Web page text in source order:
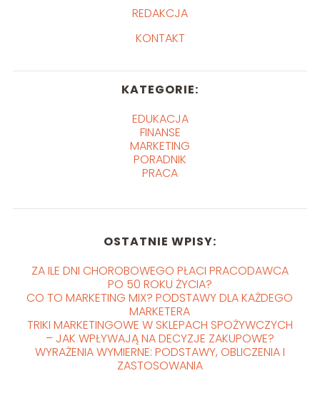
REDAKCJA
KONTAKT
KATEGORIE:
EDUKACJA
FINANSE
MARKETING
PORADNIK
PRACA
OSTATNIE WPISY:
ZA ILE DNI CHOROBOWEGO PŁACI PRACODAWCA
PO 50 ROKU ŻYCIA?
CO TO MARKETING MIX? PODSTAWY DLA KAŻDEGO
MARKETERA
TRIKI MARKETINGOWE W SKLEPACH SPOŻYWCZYCH
– JAK WPŁYWAJĄ NA DECYZJE ZAKUPOWE?
WYRAŻENIA WYMIERNE: PODSTAWY, OBLICZENIA I
ZASTOSOWANIA